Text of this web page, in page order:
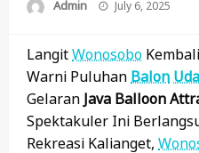
Admin
Posted
July 6, 2025
LangitWonosobo
Warni Puluhan Balon
Gelaran Java Balloon
Spektakuler Ini
Rekreasi Kalianget,